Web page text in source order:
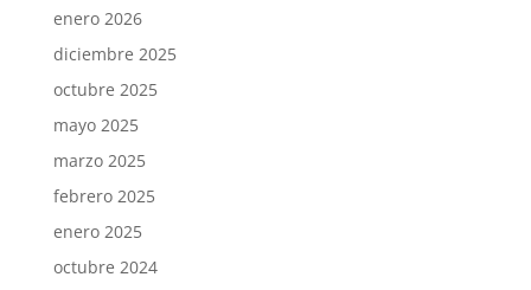
enero 2026
diciembre 2025
octubre 2025
mayo 2025
marzo 2025
febrero 2025
enero 2025
octubre 2024